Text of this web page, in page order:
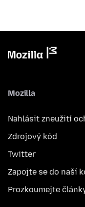
Mozilla
Nahlásit zneužití
Zdrojový kód
Twitter
Zapojte se do naší
Prozkoumejte